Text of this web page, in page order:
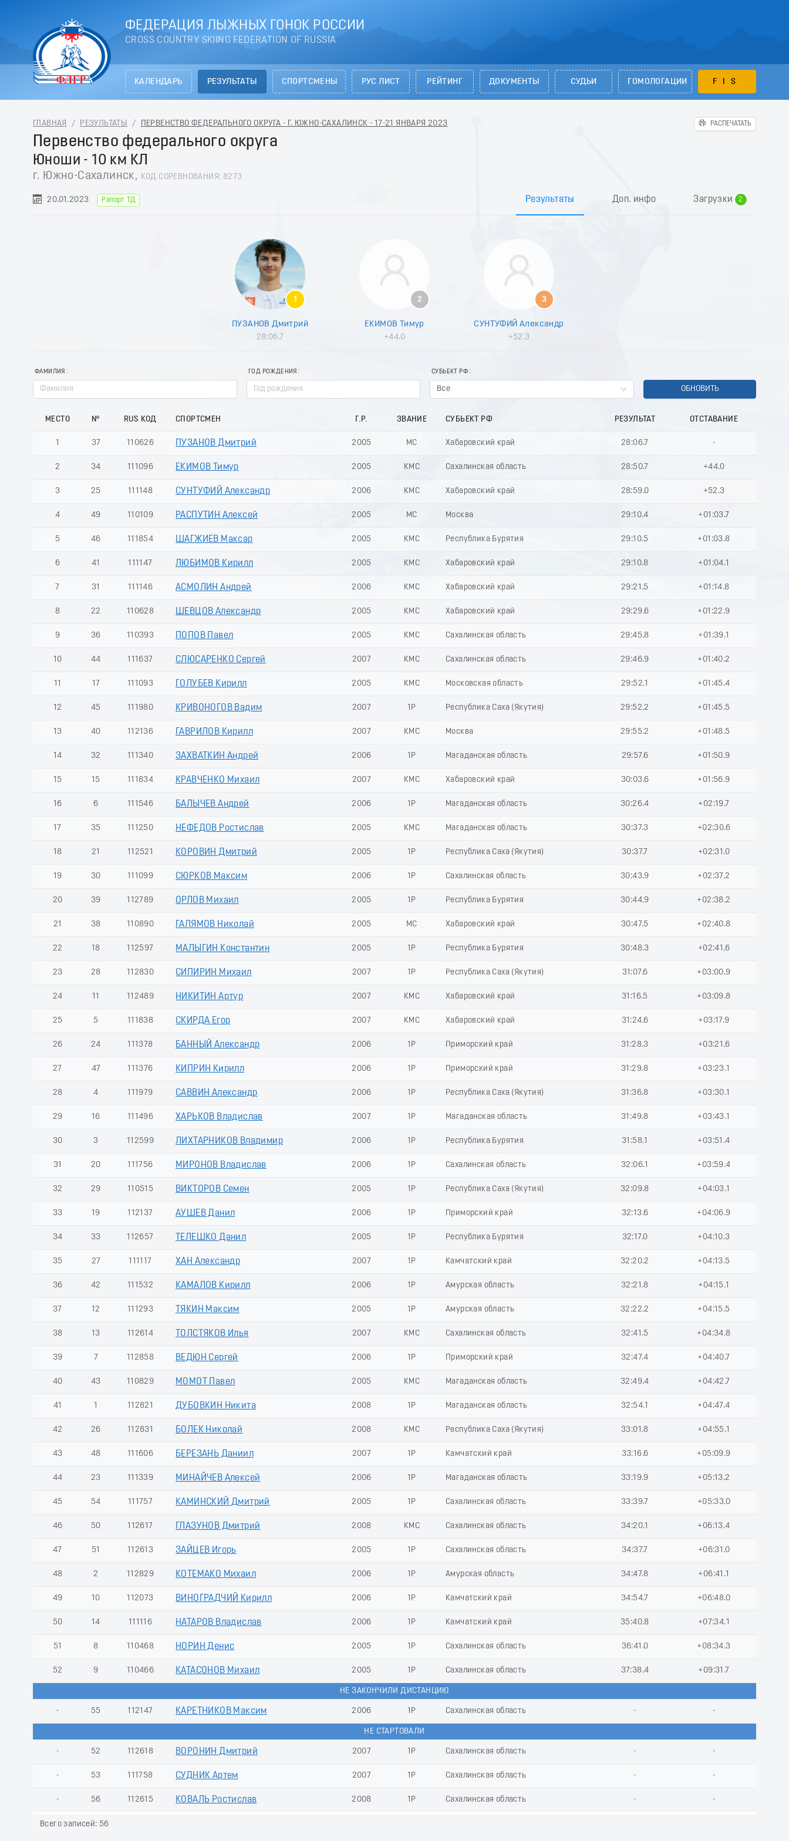
ФЕДЕРАЦИЯ ЛЫЖНЫХ ГОНОК РОССИИ
CROSS COUNTRY SKIING FEDERATION OF RUSSIA
КАЛЕНДАРЬ РЕЗУЛЬТАТЫ СПОРТСМЕНЫ РУС ЛИСТ РЕЙТИНГ ДОКУМЕНТЫ СУДЬИ ГОМОЛОГАЦИИ FIS
ГЛАВНАЯ / РЕЗУЛЬТАТЫ / ПЕРВЕНСТВО ФЕДЕРАЛЬНОГО ОКРУГА - Г. ЮЖНО-САХАЛИНСК - 17-21 ЯНВАРЯ 2023 РАСПЕЧАТАТЬ
Первенство федерального округа
Юноши - 10 км КЛ
г. Южно-Сахалинск, КОД СОРЕВНОВАНИЯ: 8273
20.01.2023 Рапорт ТД Результаты Доп. инфо Загрузки
2
9
1
ПУЗАНОВ Дмитрий
28:06.7
2
ЕКИМОВ Тимур
+44.0
3
СУНТУФИЙ Александр
+52.3
ФАМИЛИЯ ГОД РОЖДЕНИЯ СУБЬЕКТ РФ
Все ОБНОВИТЬ
МЕСТО № RUS КОД СПОРТСМЕН Г.Р. ЗВАНИЕ СУБЬЕКТ РФ РЕЗУЛЬТАТ ОТСТАВАНИЕ
1 37 110626 ПУЗАНОВ Дмитрий 2005 МС Хабаровский край 28:06.7 -
2 34 111096 ЕКИМОВ Тимур 2005 КМС Сахалинская область 28:50.7 +44.0
3 25 111148 СУНТУФИЙ Александр 2006 КМС Хабаровский край 28:59.0 +52.3
4 49 110109 РАСПУТИН Алексей 2005 МС Москва 29:10.4 +01:03.7
5 46 111854 ШАГЖИЕВ Максар 2005 КМС Республика Бурятия 29:10.5 +01:03.8
6 41 111147 ЛЮБИМОВ Кирилл 2005 КМС Хабаровский край 29:10.8 +01:04.1
7 31 111146 АСМОЛИН Андрей 2006 КМС Хабаровский край 29:21.5 +01:14.8
8 22 110628 ШЕВЦОВ Александр 2005 КМС Хабаровский край 29:29.6 +01:22.9
9 36 110393 ПОПОВ Павел 2005 КМС Сахалинская область 29:45.8 +01:39.1
10 44 111637 СЛЮСАРЕНКО Сергей 2007 КМС Сахалинская область 29:46.9 +01:40.2
11 17 111093 ГОЛУБЕВ Кирилл 2005 КМС Московская область 29:52.1 +01:45.4
12 45 111980 КРИВОНОГОВ Вадим 2007 1Р Республика Саха (Якутия) 29:52.2 +01:45.5
13 40 112136 ГАВРИЛОВ Кирилл 2007 КМС Москва 29:55.2 +01:48.5
14 32 111340 ЗАХВАТКИН Андрей 2006 1Р Магаданская область 29:57.6 +01:50.9
15 15 111834 КРАВЧЕНКО Михаил 2007 КМС Хабаровский край 30:03.6 +01:56.9
16 6 111546 БАЛЫЧЕВ Андрей 2006 1Р Магаданская область 30:26.4 +02:19.7
17 35 111250 НЕФЕДОВ Ростислав 2005 КМС Магаданская область 30:37.3 +02:30.6
18 21 112521 КОРОВИН Дмитрий 2005 1Р Республика Саха (Якутия) 30:37.7 +02:31.0
19 30 111099 СЮРКОВ Максим 2006 1Р Сахалинская область 30:43.9 +02:37.2
20 39 112789 ОРЛОВ Михаил 2005 1Р Республика Бурятия 30:44.9 +02:38.2
21 38 110890 ГАЛЯМОВ Николай 2005 МС Хабаровский край 30:47.5 +02:40.8
22 18 112597 МАЛЫГИН Константин 2005 1Р Республика Бурятия 30:48.3 +02:41.6
23 28 112830 СИПИРИН Михаил 2007 1Р Республика Саха (Якутия) 31:07.6 +03:00.9
24 11 112489 НИКИТИН Артур 2007 КМС Хабаровский край 31:16.5 +03:09.8
25 5 111838 СКИРДА Егор 2007 КМС Хабаровский край 31:24.6 +03:17.9
26 24 111378 БАННЫЙ Александр 2006 1Р Приморский край 31:28.3 +03:21.6
27 47 111376 КИПРИН Кирилл 2006 1Р Приморский край 31:29.8 +03:23.1
28 4 111979 САВВИН Александр 2006 1Р Республика Саха (Якутия) 31:36.8 +03:30.1
29 16 111496 ХАРЬКОВ Владислав 2007 1Р Магаданская область 31:49.8 +03:43.1
30 3 112599 ЛИХТАРНИКОВ Владимир 2006 1Р Республика Бурятия 31:58.1 +03:51.4
31 20 111756 МИРОНОВ Владислав 2006 1Р Сахалинская область 32:06.1 +03:59.4
32 29 110515 ВИКТОРОВ Семен 2005 1Р Республика Саха (Якутия) 32:09.8 +04:03.1
33 19 112137 АУШЕВ Данил 2006 1Р Приморский край 32:13.6 +04:06.9
34 33 112657 ТЕЛЕШКО Данил 2005 1Р Республика Бурятия 32:17.0 +04:10.3
35 27 111117 ХАН Александр 2007 1Р Камчатский край 32:20.2 +04:13.5
36 42 111532 КАМАЛОВ Кирилл 2006 1Р Амурская область 32:21.8 +04:15.1
37 12 111293 ТЯКИН Максим 2005 1Р Амурская область 32:22.2 +04:15.5
38 13 112614 ТОЛСТЯКОВ Илья 2007 КМС Сахалинская область 32:41.5 +04:34.8
39 7 112858 ВЕДЮН Сергей 2006 1Р Приморский край 32:47.4 +04:40.7
40 43 110829 МОМОТ Павел 2005 КМС Магаданская область 32:49.4 +04:42.7
41 1 112821 ДУБОВКИН Никита 2008 1Р Магаданская область 32:54.1 +04:47.4
42 26 112831 БОЛЕК Николай 2008 КМС Республика Саха (Якутия) 33:01.8 +04:55.1
43 48 111606 БЕРЕЗАНЬ Даниил 2007 1Р Камчатский край 33:16.6 +05:09.9
44 23 111339 МИНАЙЧЕВ Алексей 2006 1Р Магаданская область 33:19.9 +05:13.2
45 54 111757 КАМИНСКИЙ Дмитрий 2005 1Р Сахалинская область 33:39.7 +05:33.0
46 50 112617 ГЛАЗУНОВ Дмитрий 2008 КМС Сахалинская область 34:20.1 +06:13.4
47 51 112613 ЗАЙЦЕВ Игорь 2005 1Р Сахалинская область 34:37.7 +06:31.0
48 2 112829 КОТЕМАКО Михаил 2006 1Р Амурская область 34:47.8 +06:41.1
49 10 112073 ВИНОГРАДЧИЙ Кирилл 2006 1Р Камчатский край 34:54.7 +06:48.0
50 14 111116 НАТАРОВ Владислав 2006 1Р Камчатский край 35:40.8 +07:34.1
51 8 110468 НОРИН Денис 2005 1Р Сахалинская область 36:41.0 +08:34.3
52 9 110466 КАТАСОНОВ Михаил 2005 1Р Сахалинская область 37:38.4 +09:31.7
НЕ ЗАКОНЧИЛИ ДИСТАНЦИЮ
- 55 112147 КАРЕТНИКОВ Максим 2006 1Р Сахалинская область - -
НЕ СТАРТОВАЛИ
- 52 112618 ВОРОНИН Дмитрий 2007 1Р Сахалинская область - -
- 53 111758 СУДНИК Артем 2007 1Р Сахалинская область - -
- 56 112615 КОВАЛЬ Ростислав 2008 1Р Сахалинская область - -
Всего записей: 56